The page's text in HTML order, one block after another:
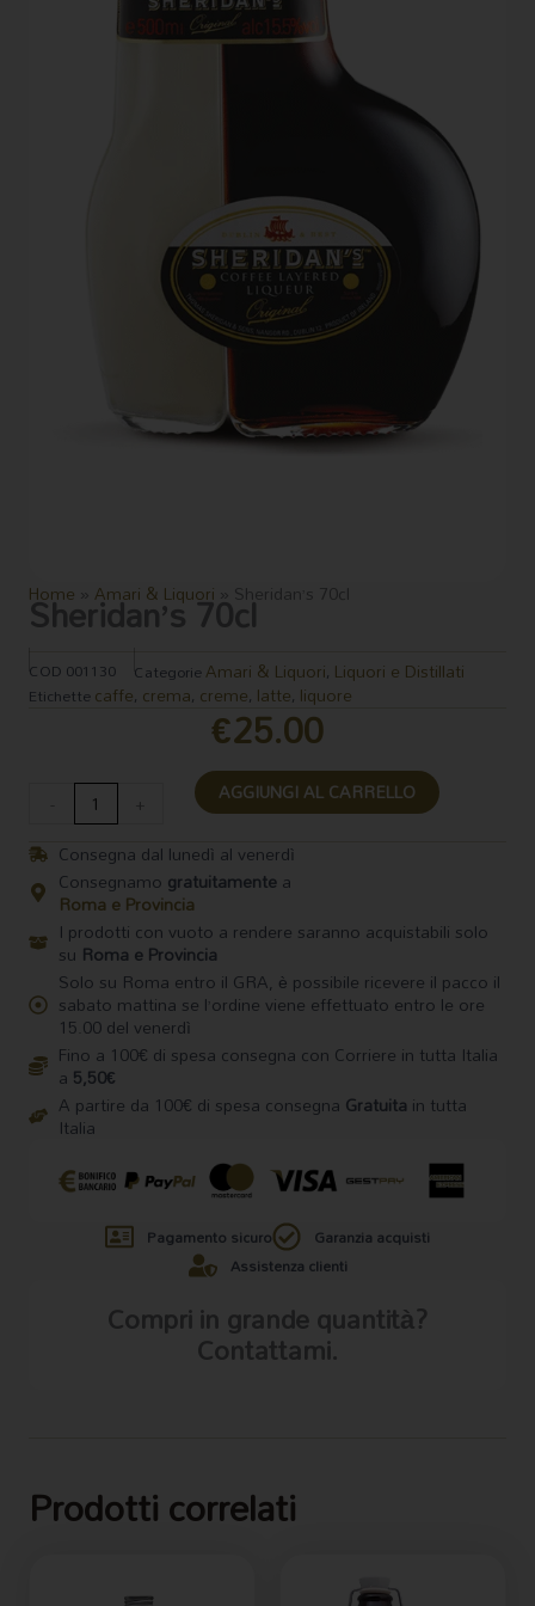
Home » Amari & Liquori » Sheridan’s 70cl
Sheridan’s 70cl
COD 001130 CategorieAmari & Liquori, Liquori e Distillati
Etichettecaffe, crema, creme, latte, liquore
€25.00
Sheridan's
quantità
+
AGGIUNGI AL CARRELLO
Consegna dal lunedì al venerdì
Consegnamo gratuitamentea
Roma e Provincia
I prodotti con vuoto a rendere saranno acquistabili solo
su Roma e Provincia
Solo su Roma entro il GRA, è possibile ricevere il pacco il
sabato mattina se l’ordine viene effettuato entro le ore
15.00 del venerdì
Fino a 100€ di spesa consegna con Corriere in tutta Italia
a 5,50€
A partire da 100€ di spesa consegna Gratuita in tutta
Italia
Pagamento sicuro
Garanzia acquisti
Assistenza clienti
Compri in grande quantità?
Contattami.
Prodotti correlati